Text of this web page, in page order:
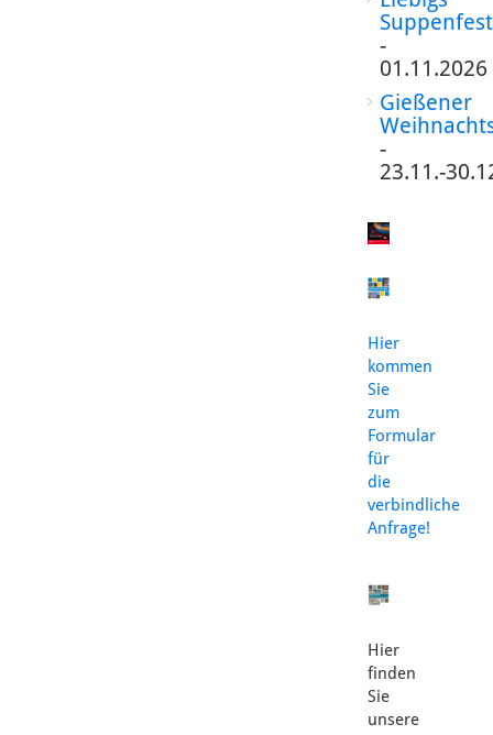
Suppenfest
-
01.11.2026
Gießener
-
23.11.-
Hier
kommen
Sie
zum
Formular
für
die
verbindliche
Anfrage!
Hier
finden
Sie
unsere